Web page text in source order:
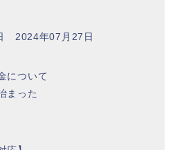
2024年07月27日
について
まった